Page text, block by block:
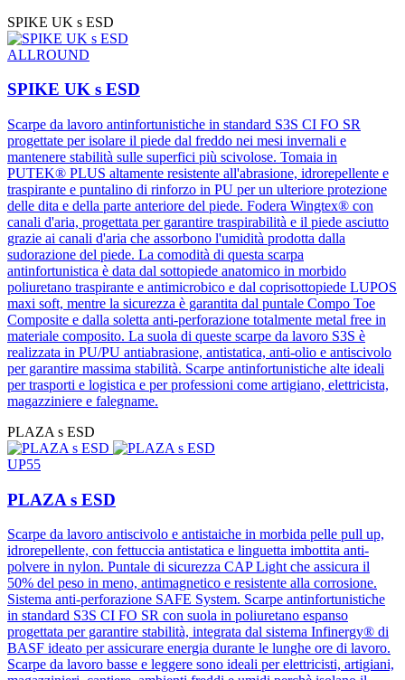
SPIKE UK s ESD
ALLROUND
SPIKE UK s ESD
Scarpe da lavoro antinfortunistiche in standard S3S CI FO SR
progettate per isolare il piede dal freddo nei mesi invernali e
mantenere stabilità sulle superfici più scivolose. Tomaia in
PUTEK® PLUS altamente resistente all'abrasione, idrorepellente e
traspirante e puntalino di rinforzo in PU per un ulteriore protezione
delle dita e della parte anteriore del piede. Fodera Wingtex® con
canali d'aria, progettata per garantire traspirabilità e il piede asciutto
grazie ai canali d'aria che assorbono l'umidità prodotta dalla
sudorazione del piede. La comodità di questa scarpa
antinfortunistica è data dal sottopiede anatomico in morbido
poliuretano traspirante e antimicrobico e dal coprisottopiede LUPOS
maxi soft, mentre la sicurezza è garantita dal puntale Compo Toe
Composite e dalla soletta anti-perforazione totalmente metal free in
materiale composito. La suola di queste scarpe da lavoro S3S è
realizzata in PU/PU antiabrasione, antistatica, anti-olio e antiscivolo
per garantire massima stabilità. Scarpe antinfortunistiche alte ideali
per trasporti e logistica e per professioni come artigiano, elettricista,
magazziniere e falegname.
PLAZA s ESD
UP55
PLAZA s ESD
Scarpe da lavoro antiscivolo e antistaiche in morbida pelle pull up,
idrorepellente, con fettuccia antistatica e linguetta imbottita anti-
polvere in nylon. Puntale di sicurezza CAP Light che assicura il
50% del peso in meno, antimagnetico e resistente alla corrosione.
Sistema anti-perforazione SAFE System. Scarpe antinfortunistiche
in standard S3S CI FO SR con suola in poliuretano espanso
progettata per garantire stabilità, integrata dal sistema Infinergy® di
BASF ideato per assicurare energia durante le lunghe ore di lavoro.
Scarpe da lavoro basse e leggere sono ideali per elettricisti, artigiani,